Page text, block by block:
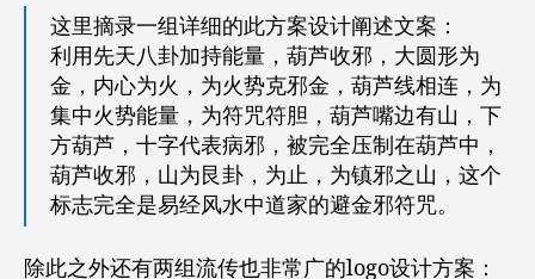
这里摘录一组详细的此方案设计阐述文案：
利用先天八卦加持能量，葫芦收邪，大圆形为
金，内心为火，为火势克邪金，葫芦线相连，为
集中火势能量，为符咒符胆，葫芦嘴边有山，下
方葫芦，十字代表病邪，被完全压制在葫芦中，
葫芦收邪，山为艮卦，为止，为镇邪之山，这个
标志完全是易经风水中道家的避金邪符咒。
除此之外还有两组流传也非常广的logo设计方案：